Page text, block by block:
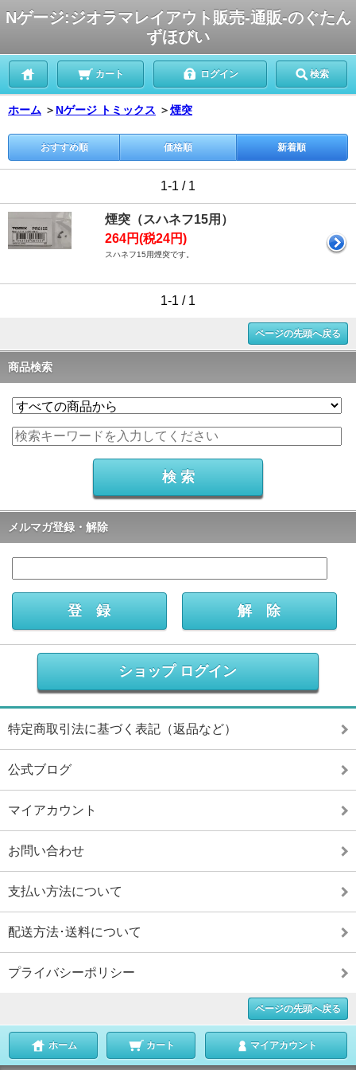
Nゲージ:ジオラマレイアウト販売-通販-のぐたん
ずほびい
カート ログイン 検索
ホーム ＞ Nゲージ トミックス ＞煙突
おすすめ順 価格順 新着順
1-1 / 1
煙突（スハネフ15用）
264円(税24円)
スハネフ15用煙突です。
1-1 / 1
ページの先頭へ戻る
商品検索
メルマガ登録・解除
ショップ ログイン
特定商取引法に基づく表記（返品など）
公式ブログ
マイアカウント
お問い合わせ
支払い方法について
配送方法･送料について
プライバシーポリシー
ページの先頭へ戻る
ホーム カート マイアカウント